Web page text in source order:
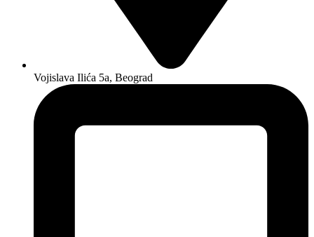
Vojislava Ilića 5a, Beograd